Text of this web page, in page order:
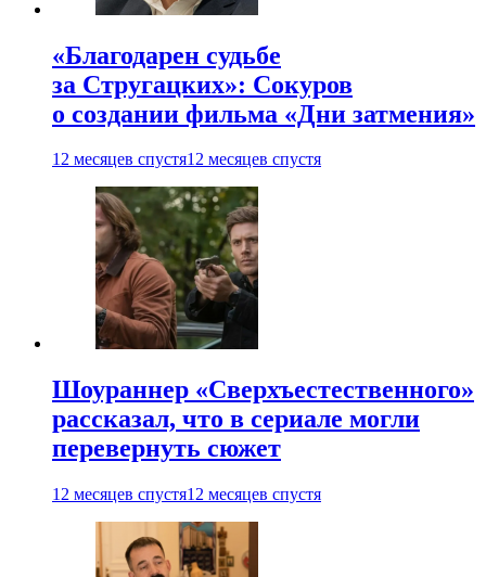
«Благодарен судьбе
за Стругацких»: Сокуров
о создании фильма «Дни затмения»
12 месяцев спустя12 месяцев спустя
Шоураннер «Сверхъестественного»
рассказал, что в сериале могли
перевернуть сюжет
12 месяцев спустя12 месяцев спустя